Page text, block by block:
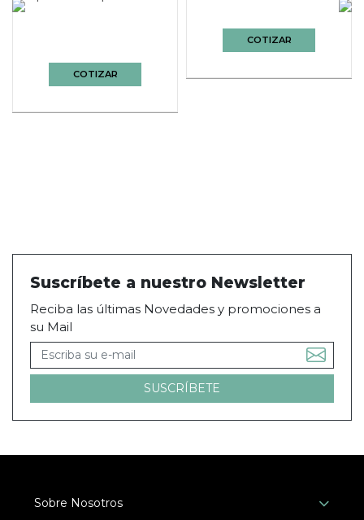
COTIZAR
COTIZAR
Suscríbete a nuestro Newsletter
Reciba las últimas Novedades y promociones a
su Mail
Sobre Nosotros